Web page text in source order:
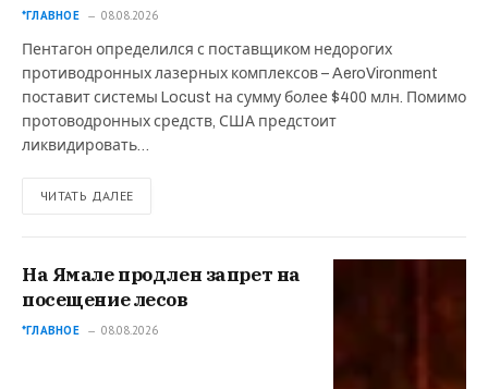
*ГЛАВНОЕ 08.08.2026
Пентагон определился с поставщиком недорогих
противодронных лазерных комплексов – AeroVironment
поставит системы Locust на сумму более $400 млн. Помимо
протоводронных средств, США предстоит
ликвидировать…
ЧИТАТЬ ДАЛЕЕ
На Ямале продлен запрет на
посещение лесов
*ГЛАВНОЕ 08.08.2026